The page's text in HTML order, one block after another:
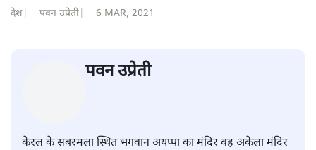
देश पवन उप्रेती 6 MAR, 2021